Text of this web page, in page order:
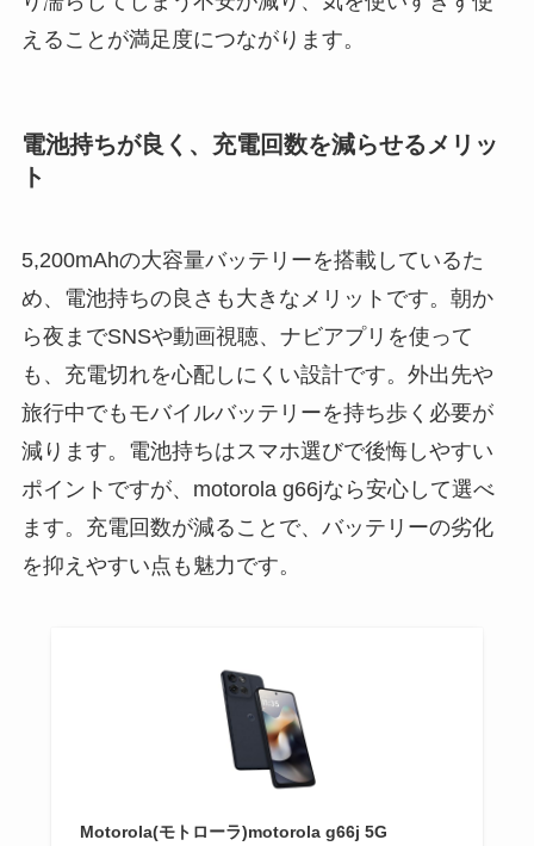
えることが満足度につながります。
電池持ちが良く、充電回数を減らせるメリッ
ト
5,200mAhの大容量バッテリーを搭載しているた
め、電池持ちの良さも大きなメリットです。朝か
ら夜までSNSや動画視聴、ナビアプリを使って
も、充電切れを心配しにくい設計です。外出先や
旅行中でもモバイルバッテリーを持ち歩く必要が
減ります。電池持ちはスマホ選びで後悔しやすい
ポイントですが、motorola g66jなら安心して選べ
ます。充電回数が減ることで、バッテリーの劣化
を抑えやすい点も魅力です。
Motorola(モトローラ)motorola g66j 5G